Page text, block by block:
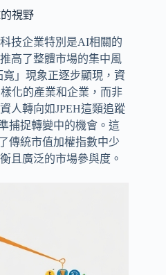
視野
技企業特別是AI相關的
高了整體市場的集中風
寬」現象正逐步顯現，資
化的產業和企業，而非
人轉向如JPEH這類追蹤
捕捉轉變中的機會。這
傳統市值加權指數中少
且廣泛的市場參與度。